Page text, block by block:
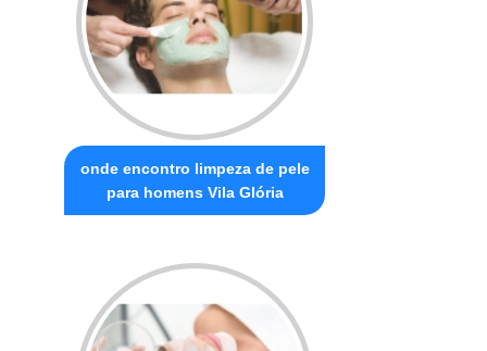
onde encontro limpeza de pele
para homens Vila Glória